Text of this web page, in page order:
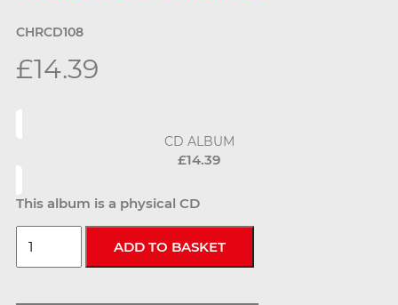
CHRCD108
£14.39
CD ALBUM
£14.39
This album is a physical CD